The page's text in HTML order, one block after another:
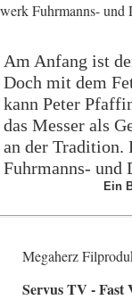
Fuhrmanns-
Am Anfang ist
Doch mit dem
kann Peter
das Messer als
an der Tradition.
Fuhrmanns-
Ein
Servus TV - Fast